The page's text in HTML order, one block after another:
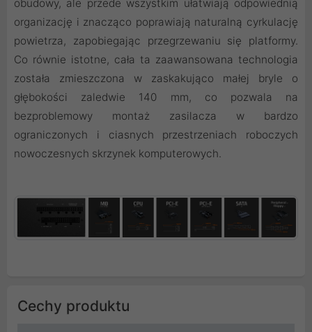
obudowy, ale przede wszystkim ułatwiają odpowiednią
organizację i znacząco poprawiają naturalną cyrkulację
powietrza, zapobiegając przegrzewaniu się platformy.
Co równie istotne, cała ta zaawansowana technologia
została zmieszczona w zaskakująco małej bryle o
głębokości zaledwie 140 mm, co pozwala na
bezproblemowy montaż zasilacza w bardzo
ograniczonych i ciasnych przestrzeniach roboczych
nowoczesnych skrzynek komputerowych.
Cechy produktu